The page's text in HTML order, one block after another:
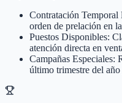
Contratación
orden de prelación en
Puestos Disponibles:
atención directa en
Campañas Especiales:
último trimestre del